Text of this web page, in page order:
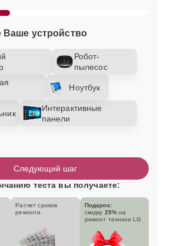
Ваше устройство
Робот-
пылесос
Ноутбук
Интерактивные
панели
Следующий шаг
теста вы получаете:
Расчет сроков
ремонта
Подарок:
скидку 25% на
ремонт техники LG